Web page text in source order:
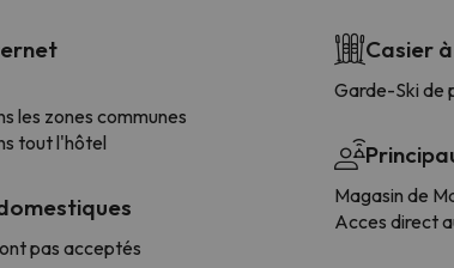
les zones communes
tout l'hôtel
pas acceptés
Casier
Garde-Ski de
Magasin de
Acces direct